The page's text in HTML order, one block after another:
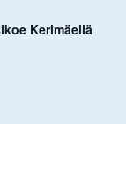
Kerimäellä